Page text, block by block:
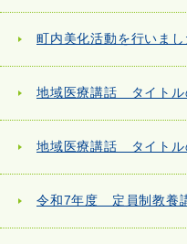
町内美化活動を行いまし
地域医療講話 タイトル
地域医療講話 タイトル
令和7年度 定員制教養